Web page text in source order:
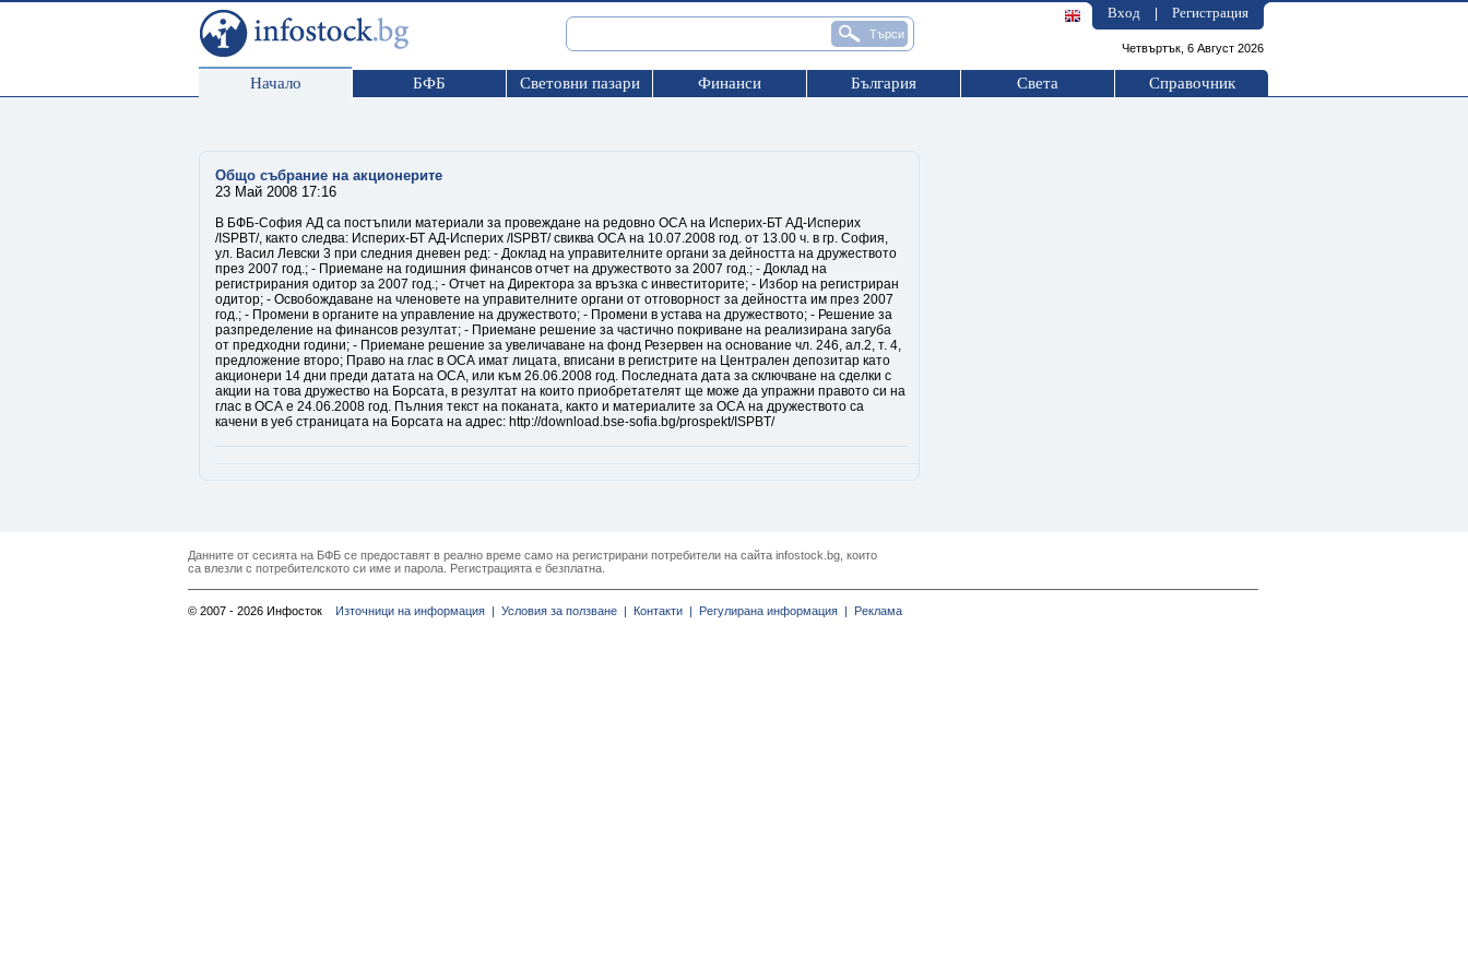
Вход Регистрация
Четвъртък, 6 Август 2026
Начало БФБ Световни пазари Финанси България Света Справочник
Общо събрание на акционерите
23 Май 2008 17:16
В БФБ-София АД са постъпили материали за провеждане на редовно ОСА на Исперих-БТ АД-Исперих
/ISPBT/, както следва: Исперих-БТ АД-Исперих /ISPBT/ свиква ОСА на 10.07.2008 год. от 13.00 ч. в гр. София,
ул. Васил Левски 3 при следния дневен ред: - Доклад на управителните органи за дейността на дружеството
през 2007 год.; - Приемане на годишния финансов отчет на дружеството за 2007 год.; - Доклад на
регистрирания одитор за 2007 год.; - Отчет на Директора за връзка с инвеститорите; - Избор на регистриран
одитор; - Освобождаване на членовете на управителните органи от отговорност за дейността им през 2007
год.; - Промени в органите на управление на дружеството; - Промени в устава на дружеството; - Решение за
разпределение на финансов резултат; - Приемане решение за частично покриване на реализирана загуба
от предходни години; - Приемане решение за увеличаване на фонд Резервен на основание чл. 246, ал.2, т. 4,
предложение второ; Право на глас в ОСА имат лицата, вписани в регистрите на Централен депозитар като
акционери 14 дни преди датата на ОСА, или към 26.06.2008 год. Последната дата за сключване на сделки с
акции на това дружество на Борсата, в резултат на които приобретателят ще може да упражни правото си на
глас в ОСА е 24.06.2008 год. Пълния текст на поканата, както и материалите за ОСА на дружеството са
качени в уеб страницата на Борсата на адрес: http://download.bse-sofia.bg/prospekt/ISPBT/
Данните от сесията на БФБ се предоставят в реално време само на регистрирани потребители на сайта infostock.bg, които
са влезли с потребителското си име и парола. Регистрацията е безплатна.
© 2007 - 2026 Инфосток Източници на информация | Условия за ползване | Контакти | Регулирана информация | Реклама